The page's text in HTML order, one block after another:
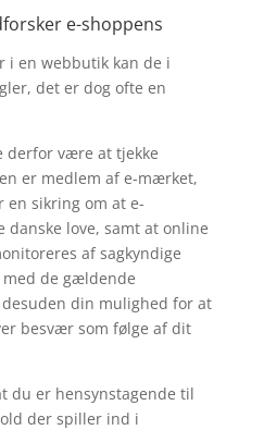
e-shoppens
i en webbutik kan de i
det er dog ofte en
derfor være at tjekke
er medlem af e-mærket,
en sikring om at e-
love, samt at online
af sagkyndige
de gældende
din mulighed for at
besvær som følge af dit
du er hensynstagende til
der spiller ind i